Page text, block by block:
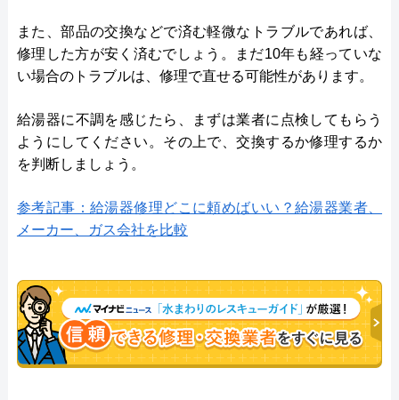
また、部品の交換などで済む軽微なトラブルであれば、
修理した方が安く済むでしょう。まだ10年も経っていな
い場合のトラブルは、修理で直せる可能性があります。
給湯器に不調を感じたら、まずは業者に点検してもらう
ようにしてください。その上で、交換するか修理するか
を判断しましょう。
参考記事：給湯器修理どこに頼めばいい？給湯器業者、
メーカー、ガス会社を比較